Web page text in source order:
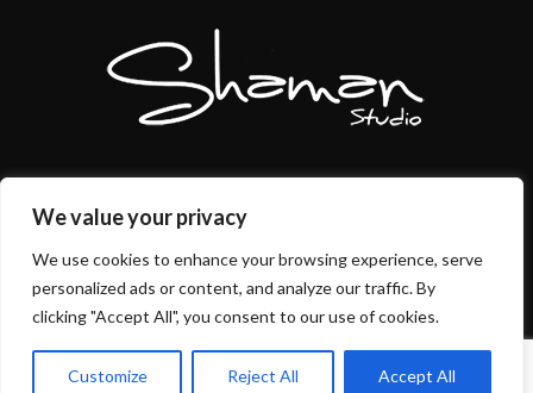
We value your privacy
We use cookies to enhance your browsing experience, serve
personalized ads or content, and analyze our traffic. By
clicking "Accept All", you consent to our use of cookies.
Customize Reject All Accept All